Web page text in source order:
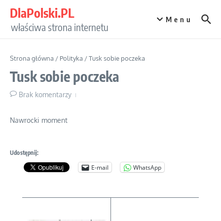
DlaPolski.PL
właściwa strona internetu
Menu
Strona główna / Polityka /Tusk sobie poczeka
Tusk sobie poczeka
Brak komentarzy
Nawrocki moment
Udostępnij:
E-mail WhatsApp